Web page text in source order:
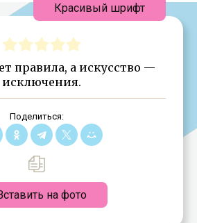
правила, а искусство —
исключения.
Поделиться:
на фото
Красивый шрифт